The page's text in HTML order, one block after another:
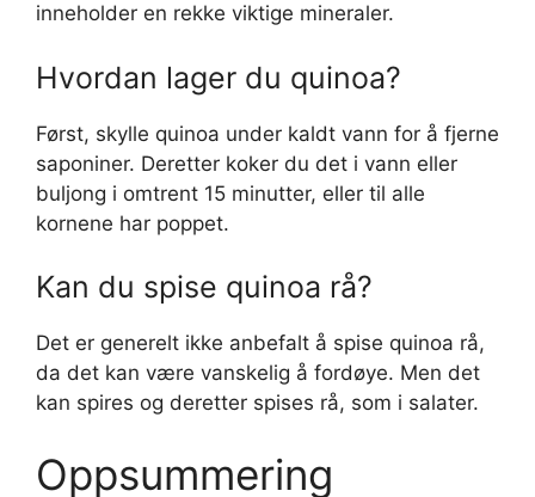
inneholder en rekke viktige mineraler.
Hvordan lager du quinoa?
Først, skylle quinoa under kaldt vann for å fjerne
saponiner. Deretter koker du det i vann eller
buljong i omtrent 15 minutter, eller til alle
kornene har poppet.
Kan du spise quinoa rå?
Det er generelt ikke anbefalt å spise quinoa rå,
da det kan være vanskelig å fordøye. Men det
kan spires og deretter spises rå, som i salater.
Oppsummering